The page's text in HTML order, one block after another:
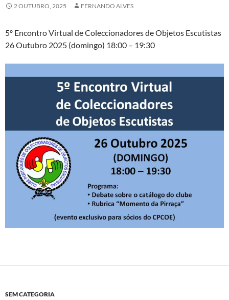
2 OUTUBRO, 2025 FERNANDO ALVES
5º Encontro Virtual de Coleccionadores de Objetos Escutistas
26 Outubro 2025 (domingo) 18:00 – 19:30
SEM CATEGORIA